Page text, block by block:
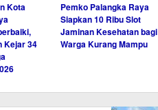
Kota
Kejar 34
Pemko Palangka Raya
Siapkan 10 Ribu Slot
Jaminan Kesehatan bagi
Warga Kurang Mampu